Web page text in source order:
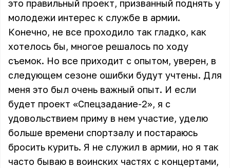
это правильный проект, призванный поднять у
молодежи интерес к службе в армии.
Конечно, не все проходило так гладко, как
хотелось бы, многое решалось по ходу
съемок. Но все приходит с опытом, уверен, в
следующем сезоне ошибки будут учтены. Для
меня это был очень важный опыт. И если
будет проект «Спецзадание-2», я с
удовольствием приму в нем участие, уделю
больше времени спортзалу и постараюсь
бросить курить. Я не служил в армии, но я так
часто бываю в воинских частях с концертами,